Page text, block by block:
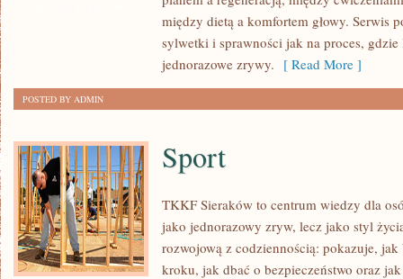
między dietą a komfortem głowy. Serwis
sylwetki i sprawności jak na proces, gdzie
jednorazowe zrywy. [ Read More ]
POSTED BY ADMIN
Sport
TKKF Sieraków to centrum wiedzy dla
jako jednorazowy zryw, lecz jako styl
rozwojową z codziennością: pokazuje,
kroku, jak dbać o bezpieczeństwo oraz